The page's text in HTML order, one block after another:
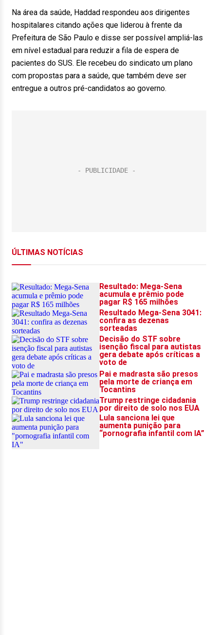
Na área da saúde, Haddad respondeu aos dirigentes
hospitalares citando ações que liderou à frente da
Prefeitura de São Paulo e disse ser possível ampliá-las
em nível estadual para reduzir a fila de espera de
pacientes do SUS. Ele recebeu do sindicato um plano
com propostas para a saúde, que também deve ser
entregue a outros pré-candidatos ao governo.